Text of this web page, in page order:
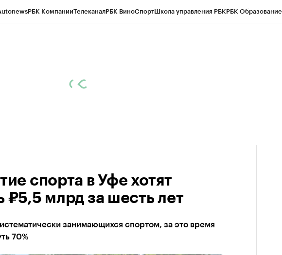
РБК КомпанииТелеканалРБК ВиноСпортШкола управления РБКРБК Образование
спорта в Уфе хотят
₽5,5 млрд за шесть лет
занимающихся спортом, за это время
70%